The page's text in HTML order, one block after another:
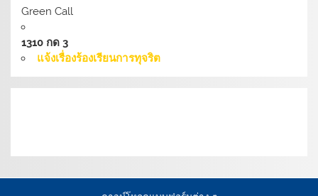
Green Call
1310 กด 3
แจ้งเรื่องร้องเรียนการทุจริต